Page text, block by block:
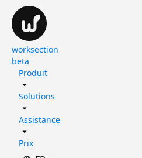
worksection
beta
Produit
Solutions
Assistance
Prix